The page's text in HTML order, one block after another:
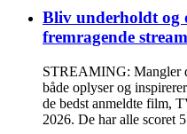
Bliv underholdt og
fremragende
STREAMING: Mangler
både oplyser og
de bedst anmeldte film,
2026. De har alle scoret